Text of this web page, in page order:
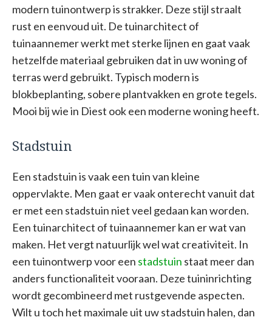
modern tuinontwerp is strakker. Deze stijl straalt
rust en eenvoud uit. De tuinarchitect of
tuinaannemer werkt met sterke lijnen en gaat vaak
hetzelfde materiaal gebruiken dat in uw woning of
terras werd gebruikt. Typisch modern is
blokbeplanting, sobere plantvakken en grote tegels.
Mooi bij wie in Diest ook een moderne woning heeft.
Stadstuin
Een stadstuin is vaak een tuin van kleine
oppervlakte. Men gaat er vaak onterecht vanuit dat
er met een stadstuin niet veel gedaan kan worden.
Een tuinarchitect of tuinaannemer kan er wat van
maken. Het vergt natuurlijk wel wat creativiteit. In
een tuinontwerp voor een stadstuin staat meer dan
anders functionaliteit vooraan. Deze tuininrichting
wordt gecombineerd met rustgevende aspecten.
Wilt u toch het maximale uit uw stadstuin halen, dan